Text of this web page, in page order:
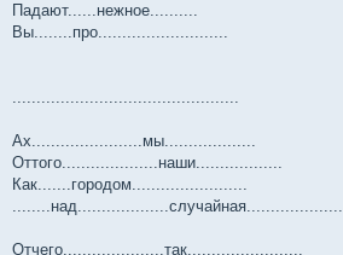
Падают......нежное..........
Вы........про...........................
...............................................
Ах.......................мы...................
Оттого....................наши..................
Как.......городом........................
........над...................случайная....................
Отчего.....................так........................